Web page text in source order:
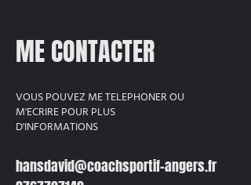
ME CONTACTER
VOUS POUVEZ ME TELEPHONER OU
M'ECRIRE POUR PLUS
D'INFORMATIONS
hansdavid@coachsportif-angers.fr